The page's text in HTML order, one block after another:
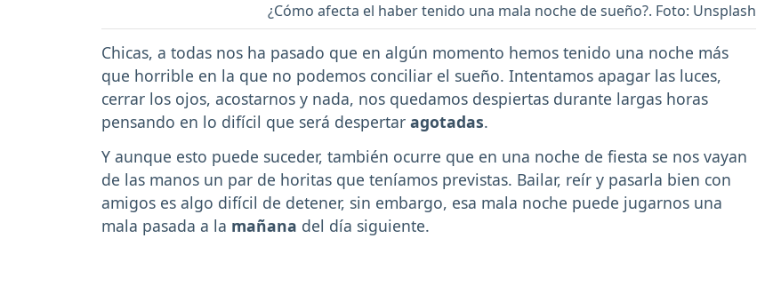
¿Cómo afecta el haber tenido una mala noche de sueño?. Foto: Unsplash
Chicas, a todas nos ha pasado que en algún momento hemos tenido una noche más
que horrible en la que no podemos conciliar el sueño. Intentamos apagar las luces,
cerrar los ojos, acostarnos y nada, nos quedamos despiertas durante largas horas
pensando en lo difícil que será despertar agotadas.
Y aunque esto puede suceder, también ocurre que en una noche de fiesta se nos vayan
de las manos un par de horitas que teníamos previstas. Bailar, reír y pasarla bien con
amigos es algo difícil de detener, sin embargo, esa mala noche puede jugarnos una
mala pasada a la mañana del día siguiente.